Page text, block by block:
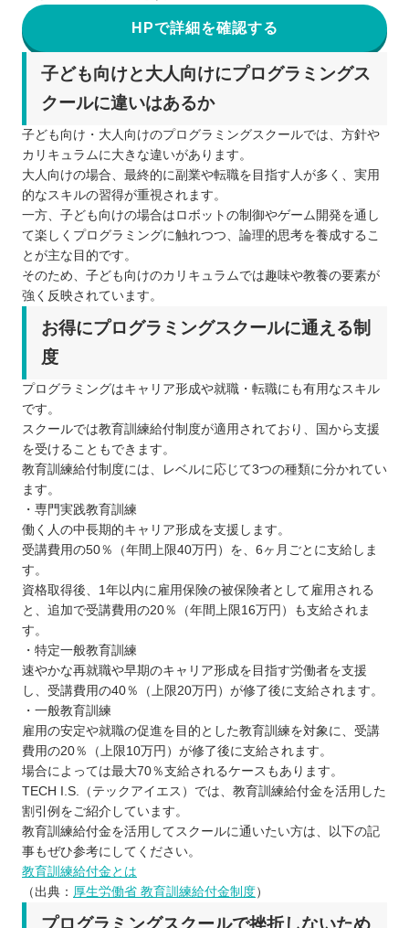
HPで詳細を確認する
子ども向けと大人向けにプログラミングス
クールに違いはあるか
子ども向け・大人向けのプログラミングスクールでは、方針や
カリキュラムに大きな違いがあります。
大人向けの場合、最終的に副業や転職を目指す人が多く、実用
的なスキルの習得が重視されます。
一方、子ども向けの場合はロボットの制御やゲーム開発を通し
て楽しくプログラミングに触れつつ、論理的思考を養成するこ
とが主な目的です。
そのため、子ども向けのカリキュラムでは趣味や教養の要素が
強く反映されています。
お得にプログラミングスクールに通える制
度
プログラミングはキャリア形成や就職・転職にも有用なスキル
です。
スクールでは教育訓練給付制度が適用されており、国から支援
を受けることもできます。
教育訓練給付制度には、レベルに応じて3つの種類に分かれてい
ます。
・専門実践教育訓練
働く人の中長期的キャリア形成を支援します。
受講費用の50％（年間上限40万円）を、6ヶ月ごとに支給しま
す。
資格取得後、1年以内に雇用保険の被保険者として雇用される
と、追加で受講費用の20％（年間上限16万円）も支給されま
す。
・特定一般教育訓練
速やかな再就職や早期のキャリア形成を目指す労働者を支援
し、受講費用の40％（上限20万円）が修了後に支給されます。
・一般教育訓練
雇用の安定や就職の促進を目的とした教育訓練を対象に、受講
費用の20％（上限10万円）が修了後に支給されます。
場合によっては最大70％支給されるケースもあります。
TECH I.S.（テックアイエス）では、教育訓練給付金を活用した
割引例をご紹介しています。
教育訓練給付金を活用してスクールに通いたい方は、以下の記
事もぜひ参考にしてください。
教育訓練給付金とは
（出典： 厚生労働省 教育訓練給付金制度）
プログラミングスクールで挫折しないため